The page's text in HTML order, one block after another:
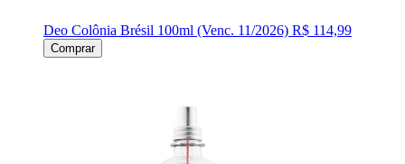
Deo Colônia Brésil 100ml (Venc. 11/2026) R$ 114,99
Comprar